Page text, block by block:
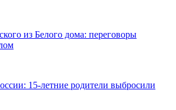
из Белого дома: переговоры
15-летние родители выбросили